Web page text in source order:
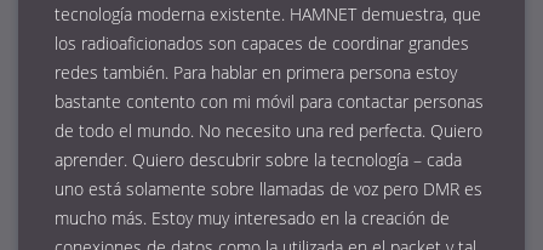
tecnología moderna existente. HAMNET demuestra, que
los radioaficionados son capaces de coordinar grandes
redes también. Para hablar en primera persona estoy
bastante contento con mi móvil para contactar personas
de todo el mundo. No necesito una red perfecta. Quiero
aprender. Quiero descubrir sobre la tecnología – cada
uno está solamente sobre llamadas de voz pero DMR es
mucho más. Estoy muy interesado en la creación de